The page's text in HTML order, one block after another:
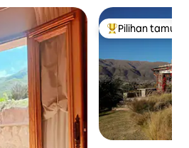
Pilihan tamu
Pilihan tamu